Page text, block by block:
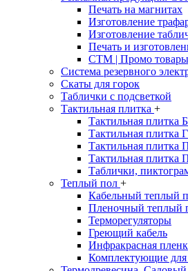
Печать на магнитах
Изготовление
Изготовление
Печать и
CTM | Промо
Система резервного
Скаты для горок
Таблички с подсветкой
Тактильная плитка +
Тактильная
Тактильная
Тактильная плитка
Тактильная
Таблички,
Теплый пол +
Кабельный теплый
Пленочный теплый
Терморегуляторы
Греющий кабель
Инфракрасная
Комплектующие для